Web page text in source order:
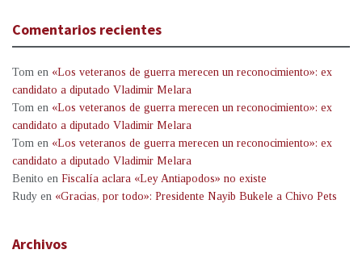
Comentarios recientes
Tom en «Los veteranos de guerra merecen un reconocimiento»: ex
candidato a diputado Vladimir Melara
Tom en «Los veteranos de guerra merecen un reconocimiento»: ex
candidato a diputado Vladimir Melara
Tom en «Los veteranos de guerra merecen un reconocimiento»: ex
candidato a diputado Vladimir Melara
Benito en Fiscalía aclara «Ley Antiapodos» no existe
Rudy en «Gracias, por todo»: Presidente Nayib Bukele a Chivo Pets
Archivos